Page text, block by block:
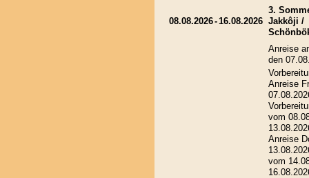
08.08.2026-16.08.2026
3.
Jakkôji /
Anreise
den
Anreise
vom
Anreise
vom